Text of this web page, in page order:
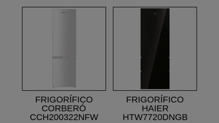
FRIGORÍFICO
CORBERÓ
CCH200322NFW
FRIGORÍFICO
HAIER
HTW7720DNGB